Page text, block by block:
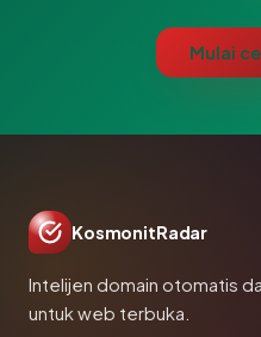
Mulai
KosmonitRadar
Intelijen domain otomatis
untuk web terbuka.